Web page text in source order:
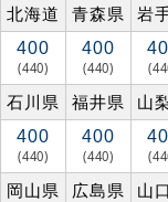
北海道
青森県 岩
400
(440)
400
(440)
石川県 福井県 山
400
(440)
400
(440)
岡山県 広島県 山